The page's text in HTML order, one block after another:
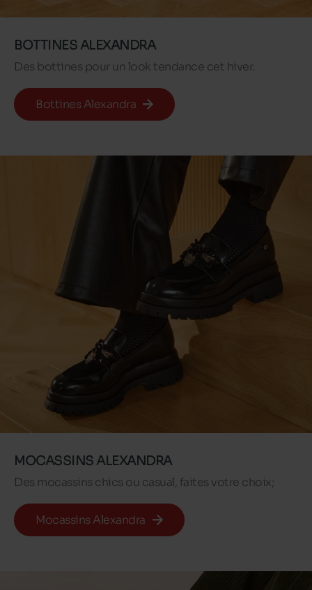
BOTTINES ALEXANDRA
Des bottines pour un look tendance cet hiver.
Bottines Alexandra
MOCASSINS ALEXANDRA
Des mocassins chics ou casual, faites votre choix;
Mocassins Alexandra